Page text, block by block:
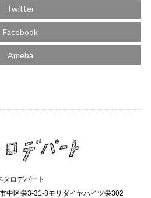
Twitter
Facebook
Ameba
タロデパート
中区栄3-31-8モリダイヤハイツ栄302